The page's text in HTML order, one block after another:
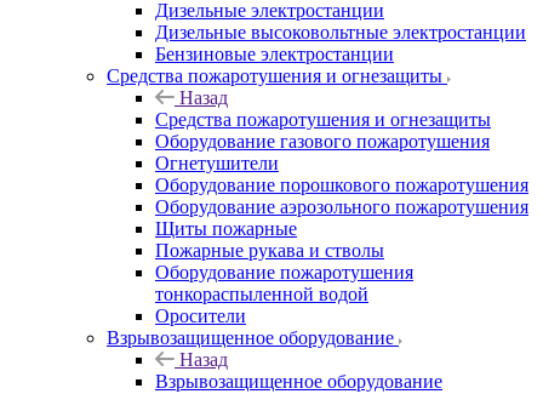
Дизельные электростанции
Дизельные высоковольтные электростанции
Бензиновые электростанции
Средства пожаротушения и огнезащиты
Назад
Средства пожаротушения и огнезащиты
Оборудование газового пожаротушения
Огнетушители
Оборудование порошкового пожаротушения
Оборудование аэрозольного пожаротушения
Щиты пожарные
Пожарные рукава и стволы
Оборудование пожаротушения
тонкораспыленной водой
Оросители
Взрывозащищенное оборудование
Назад
Взрывозащищенное оборудование